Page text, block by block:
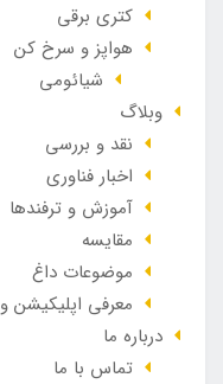
کتری برقی
هواپز و سرخ کن
شیائومی
وبلاگ
نقد و بررسی
اخبار فناوری
آموزش و ترفندها
مقایسه
موضوعات داغ
معرفی اپلیکیشن و
درباره ما
تماس با ما